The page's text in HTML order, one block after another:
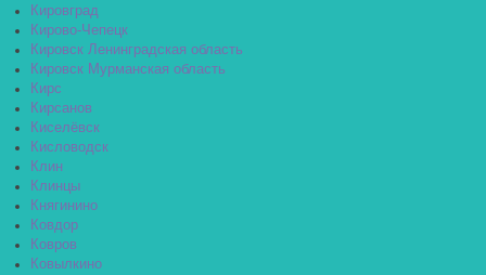
Кировград
Кирово-Чепецк
Кировск Ленинградская область
Кировск Мурманская область
Кирс
Кирсанов
Киселёвск
Кисловодск
Клин
Клинцы
Княгинино
Ковдор
Ковров
Ковылкино